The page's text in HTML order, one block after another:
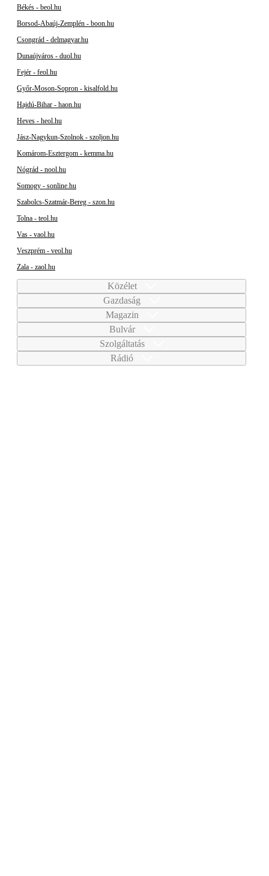
Békés - beol.hu
Borsod-Abaúj-Zemplén - boon.hu
Csongrád - delmagyar.hu
Dunaújváros - duol.hu
Fejér - feol.hu
Győr-Moson-Sopron - kisalfold.hu
Hajdú-Bihar - haon.hu
Heves - heol.hu
Jász-Nagykun-Szolnok - szoljon.hu
Komárom-Esztergom - kemma.hu
Nógrád - nool.hu
Somogy - sonline.hu
Szabolcs-Szatmár-Bereg - szon.hu
Tolna - teol.hu
Vas - vaol.hu
Veszprém - veol.hu
Zala - zaol.hu
Közélet
Gazdaság
Magazin
Bulvár
Szolgáltatás
Rádió